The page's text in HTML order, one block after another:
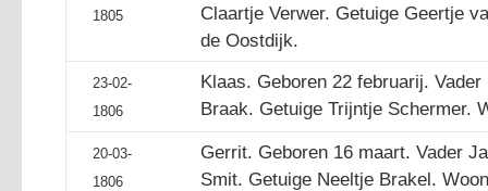
1805
Claartje Verwer. Getuige Geertje
de Oostdijk.
23-02-
1806
Klaas. Geboren 22 februarij.
Braak. Getuige Trijntje Schermer.
20-03-
1806
Gerrit. Geboren 16 maart. Vader
Smit. Getuige Neeltje Brakel.